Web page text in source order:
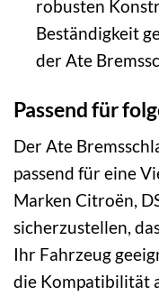
robusten
Beständigkeit
der Ate
Passend für
Der Ate
passend für eine
Marken Citroën,
sicherzustellen,
Ihr Fahrzeug
die Kompatibilität